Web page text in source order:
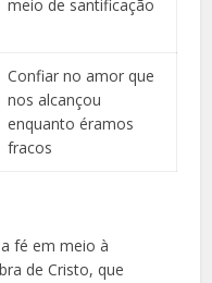
meio de santificação
Confiar no amor que
nos alcançou
enquanto éramos
fracos
fé em meio à
de Cristo, que